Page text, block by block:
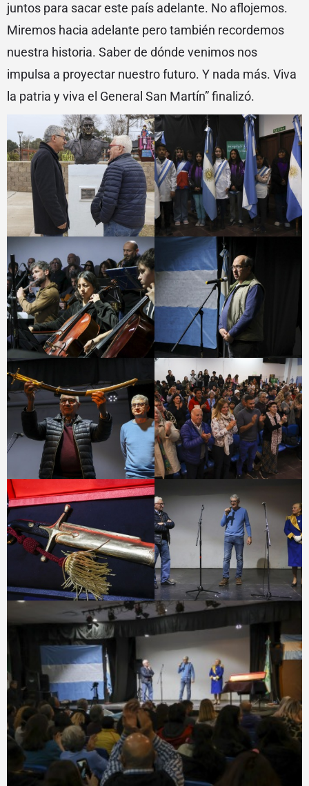
juntos para sacar este país adelante. No aflojemos.
Miremos hacia adelante pero también recordemos
nuestra historia. Saber de dónde venimos nos
impulsa a proyectar nuestro futuro. Y nada más. Viva
la patria y viva el General San Martín” finalizó.